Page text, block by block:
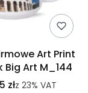
Art Print
Big Art M_144
złz 23% VAT